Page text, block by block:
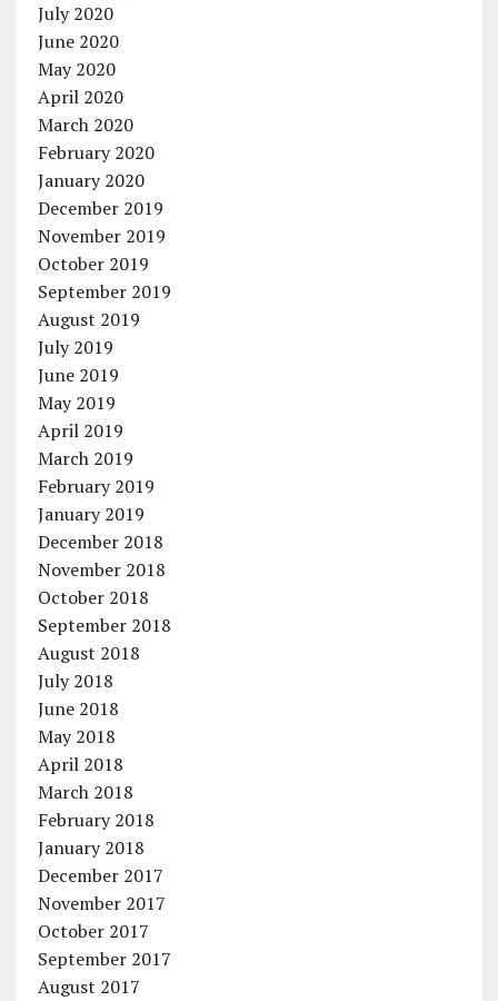
July 2020
June 2020
May 2020
April 2020
March 2020
February 2020
January 2020
December 2019
November 2019
October 2019
September 2019
August 2019
July 2019
June 2019
May 2019
April 2019
March 2019
February 2019
January 2019
December 2018
November 2018
October 2018
September 2018
August 2018
July 2018
June 2018
May 2018
April 2018
March 2018
February 2018
January 2018
December 2017
November 2017
October 2017
September 2017
August 2017